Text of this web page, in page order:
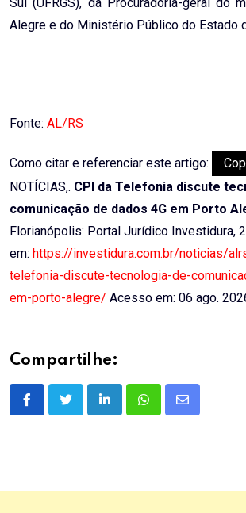
Sul (UFRGS), da Procuradoria-geral do
Alegre e do Ministério Público do Estado
Fonte: AL/RS
Como citar e referenciar este artigo:
NOTÍCIAS,. CPI da Telefonia discute
comunicação de dados 4G em Porto
Florianópolis: Portal Jurídico Investidura,
em: https://investidura.com.br/noticias/
telefonia-discute-tecnologia-de-
em-porto-alegre/ Acesso em: 06 ago.
Compartilhe:
LinkedInWhatsappShare